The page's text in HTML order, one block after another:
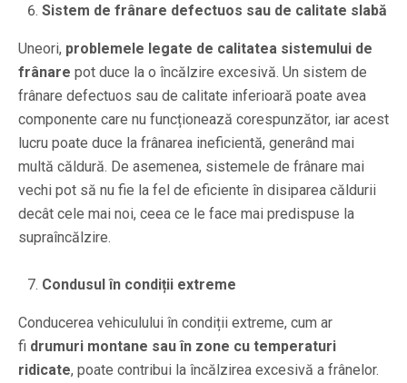
Sistem de frânare defectuos sau de calitate slabă
Uneori, problemele legate de calitatea sistemului de
frânare pot duce la o încălzire excesivă. Un sistem de
frânare defectuos sau de calitate inferioară poate avea
componente care nu funcționează corespunzător, iar acest
lucru poate duce la frânarea ineficientă, generând mai
multă căldură. De asemenea, sistemele de frânare mai
vechi pot să nu fie la fel de eficiente în disiparea căldurii
decât cele mai noi, ceea ce le face mai predispuse la
supraîncălzire.
Condusul în condiții extreme
Conducerea vehiculului în condiții extreme, cum ar
fi drumuri montane sau în zone cu temperaturi
ridicate, poate contribui la încălzirea excesivă a frânelor.